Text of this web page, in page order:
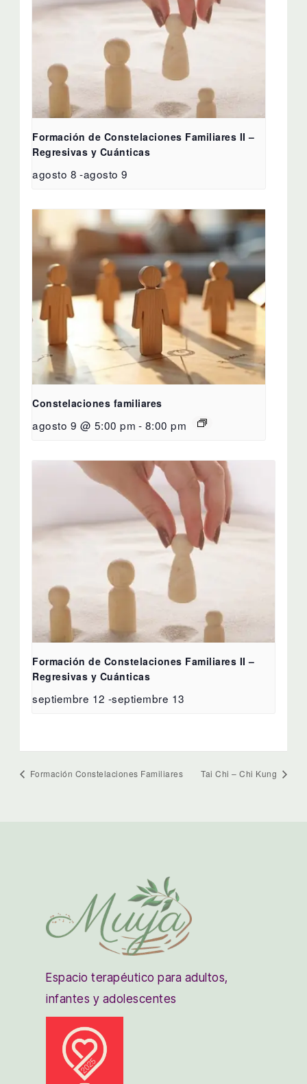
Formación de Constelaciones Familiares II –
Regresivas y Cuánticas
agosto 8 -agosto 9
Constelaciones familiares
agosto 9 @ 5:00 pm - 8:00 pm
Formación de Constelaciones Familiares II –
Regresivas y Cuánticas
septiembre 12 -septiembre 13
Formación Constelaciones Familiares Tai Chi – Chi Kung
Espacio terapéutico para adultos,
infantes y adolescentes